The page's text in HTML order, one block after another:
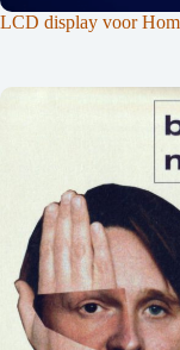
LCD display voor